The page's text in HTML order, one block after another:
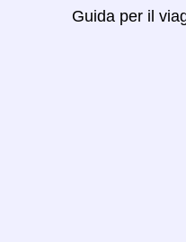
Guida per il